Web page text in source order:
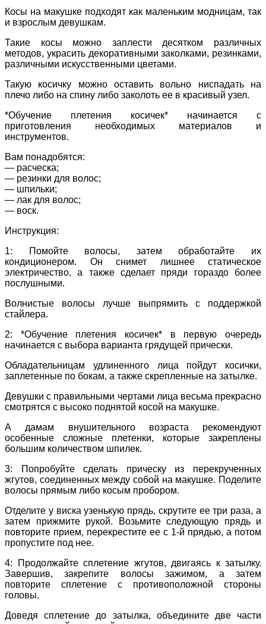
Косы на макушке подходят как маленьким модницам, так
и взрослым девушкам.
Такие косы можно заплести десятком различных
методов, украсить декоративными заколками, резинками,
различными искусственными цветами.
Такую косичку можно оставить вольно ниспадать на
плечо либо на спину либо заколоть ее в красивый узел.
*Обучение плетения косичек* начинается с
приготовления необходимых материалов и
инструментов.
Вам понадобятся:
— расческа;
— резинки для волос;
— шпильки;
— лак для волос;
— воск.
Инструкция:
1: Помойте волосы, затем обработайте их
кондиционером. Он снимет лишнее статическое
электричество, а также сделает пряди гораздо более
послушными.
Волнистые волосы лучше выпрямить с поддержкой
стайлера.
2: *Обучение плетения косичек* в первую очередь
начинается с выбора варианта грядущей прически.
Обладательницам удлиненного лица пойдут косички,
заплетенные по бокам, а также скрепленные на затылке.
Девушки с правильными чертами лица весьма прекрасно
смотрятся с высоко поднятой косой на макушке.
А дамам внушительного возраста рекомендуют
особенные сложные плетенки, которые закреплены
большим количеством шпилек.
3: Попробуйте сделать прическу из перекрученных
жгутов, соединенных между собой на макушке. Поделите
волосы прямым либо косым пробором.
Отделите у виска узенькую прядь, скрутите ее три раза, а
затем прижмите рукой. Возьмите следующую прядь и
повторите прием, перекрестите ее с 1-й прядью, а потом
пропустите под нее.
4: Продолжайте сплетение жгутов, двигаясь к затылку.
Завершив, закрепите волосы зажимом, а затем
повторите сплетение с противоположной стороны
головы.
Доведя сплетение до затылка, объедините две части